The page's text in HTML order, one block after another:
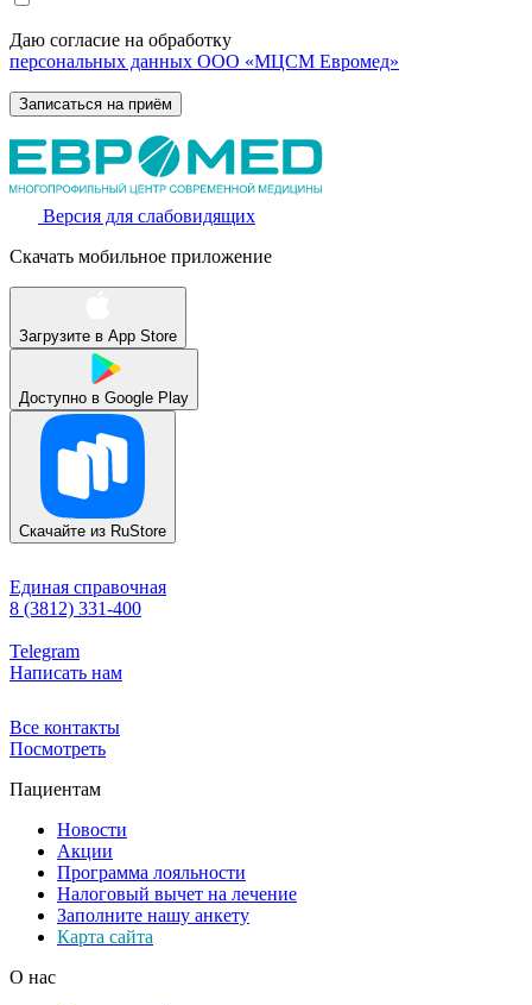
Даю согласие на обработку
персональных данных ООО «МЦСМ Евромед»
Версия для слабовидящих
Скачать мобильное приложение
Загрузите в App Store
Доступно в Google Play
Скачайте из RuStore
Единая справочная
8 (3812) 331-400
Telegram
Написать нам
Все контакты
Посмотреть
Пациентам
Новости
Акции
Программа лояльности
Налоговый вычет на лечение
Заполните нашу анкету
Карта сайта
О нас